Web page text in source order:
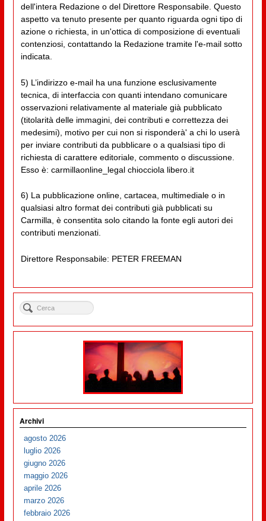
dell'intera Redazione o del Direttore Responsabile. Questo
aspetto va tenuto presente per quanto riguarda ogni tipo di
azione o richiesta, in un'ottica di composizione di eventuali
contenziosi, contattando la Redazione tramite l'e-mail sotto
indicata.
5) L’indirizzo e-mail ha una funzione esclusivamente
tecnica, di interfaccia con quanti intendano comunicare
osservazioni relativamente al materiale già pubblicato
(titolarità delle immagini, dei contributi e correttezza dei
medesimi), motivo per cui non si risponderà' a chi lo userà
per inviare contributi da pubblicare o a qualsiasi tipo di
richiesta di carattere editoriale, commento o discussione.
Esso è: carmillaonline_legal chiocciola libero.it
6) La pubblicazione online, cartacea, multimediale o in
qualsiasi altro format dei contributi già pubblicati su
Carmilla, è consentita solo citando la fonte egli autori dei
contributi menzionati.
Direttore Responsabile: PETER FREEMAN
Archivi
agosto 2026
luglio 2026
giugno 2026
maggio 2026
aprile 2026
marzo 2026
febbraio 2026